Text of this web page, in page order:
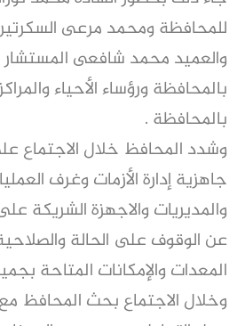
للمحافظة ومحمد مرعى
والعميد محمد شافعى
بالمحافظة ورؤساء الأحياء
بالمحافظة .
وشدد المحافظ خلال الاجتماع
جاهزية إدارة الأزمات وغرف
والمديريات والاجهزة الشريكة
عن الوقوف على الحالة
المعدات والإمكانات المتاحة
وخلال الاجتماع بحث المحافظ مع